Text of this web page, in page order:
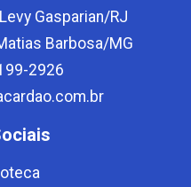
Gasparian/RJ
Barbosa/MG
2926